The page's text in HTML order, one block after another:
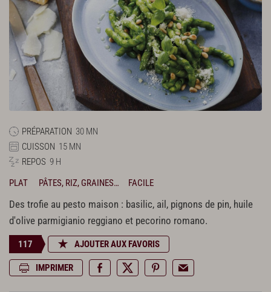
PRÉPARATION 30 MN
CUISSON 15 MN
REPOS 9 H
PLAT
PÂTES, RIZ, GRAINES… FACILE
Des trofie au pesto maison : basilic, ail, pignons de pin, huile
d'olive parmigianio reggiano et pecorino romano.
117 AJOUTER AUX FAVORIS
IMPRIMER